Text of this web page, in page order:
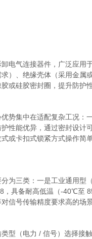
电气连接器件，广泛应
）、绝缘壳体（采用金
或硅胶密封圈，提升防护
势集中在适配复杂工况
性能优异，通过密封设
或卡扣式锁紧方式操作
为三类：一是工业通用
，具备耐高低温（-40℃至
信号传输精度要求高的场
型（电力 / 信号）选择接